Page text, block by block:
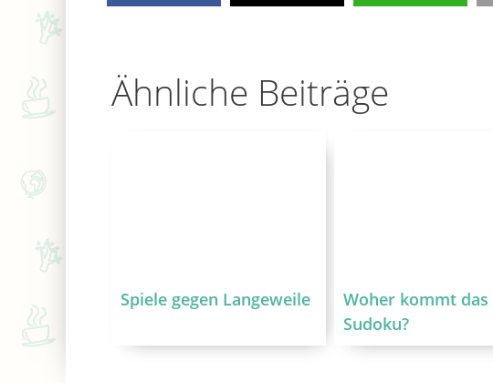
Ähnliche Beiträge
Spiele gegen Langeweile
Woher kommt das
Sudoku?